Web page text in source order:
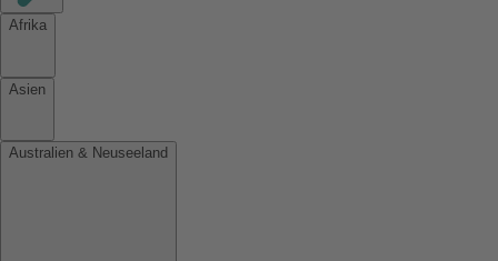
Afrika
Asien
Australien & Neuseeland